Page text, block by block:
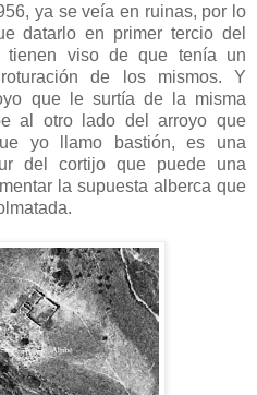
ya se veía en ruinas, por lo
datarlo en primer tercio del
tienen viso de que tenía un
de los mismos. Y
que le surtía de la misma
al otro lado del arroyo que
yo llamo bastión, es una
del cortijo que puede una
la supuesta alberca que